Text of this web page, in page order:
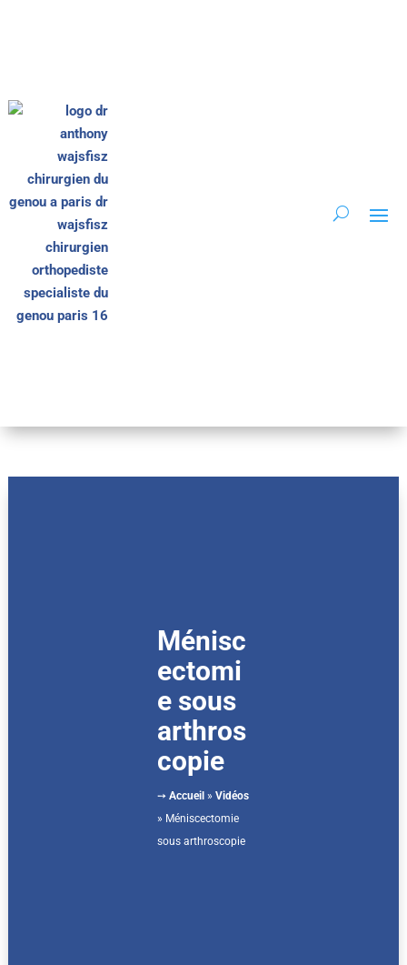
Ménisc
ectomi
e sous
arthros
copie
➙Accueil »Vidéos
» Méniscectomie
sous arthroscopie